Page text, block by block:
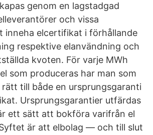
genom en lagstadgad
och vissa
inneha elcertifikat i förhållande
respektive elanvändning och
kvoten. För varje MWh
som produceras har man som
till både en ursprungsgaranti
Ursprungsgarantier utfärdas
ett sätt att bokföra varifrån el
är att elbolag — och till slut